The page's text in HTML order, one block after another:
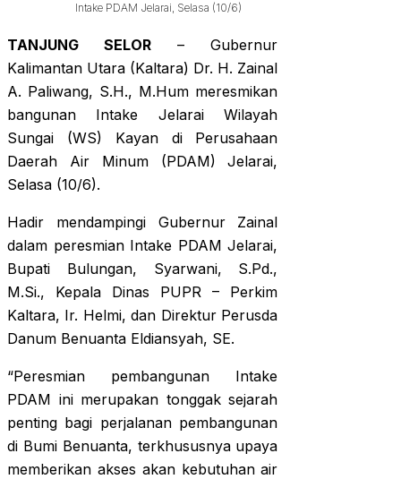
Intake PDAM Jelarai, Selasa (10/6)
TANJUNG SELOR – Gubernur
Kalimantan Utara (Kaltara) Dr. H. Zainal
A. Paliwang, S.H., M.Hum meresmikan
bangunan Intake Jelarai Wilayah
Sungai (WS) Kayan di Perusahaan
Daerah Air Minum (PDAM) Jelarai,
Selasa (10/6).
Hadir mendampingi Gubernur Zainal
dalam peresmian Intake PDAM Jelarai,
Bupati Bulungan, Syarwani, S.Pd.,
M.Si., Kepala Dinas PUPR – Perkim
Kaltara, Ir. Helmi, dan Direktur Perusda
Danum Benuanta Eldiansyah, SE.
“Peresmian pembangunan Intake
PDAM ini merupakan tonggak sejarah
penting bagi perjalanan pembangunan
di Bumi Benuanta, terkhususnya upaya
memberikan akses akan kebutuhan air